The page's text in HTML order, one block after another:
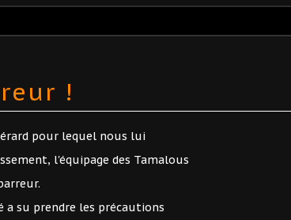
!
pour lequel nous lui
l'équipage des Tamalous
a su prendre les précautions